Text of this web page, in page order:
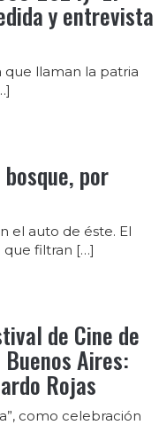
y entrevista
que llaman la patria
por
el auto de éste. El
que filtran […]
de Cine de
Aires:
Rojas
como celebración